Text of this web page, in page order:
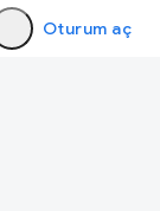
Oturum aç